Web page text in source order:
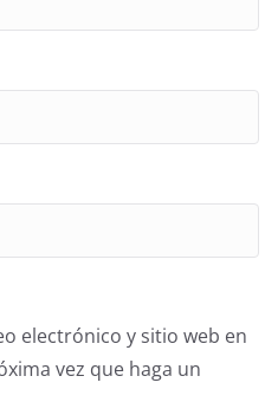
electrónico y sitio web en
vez que haga un